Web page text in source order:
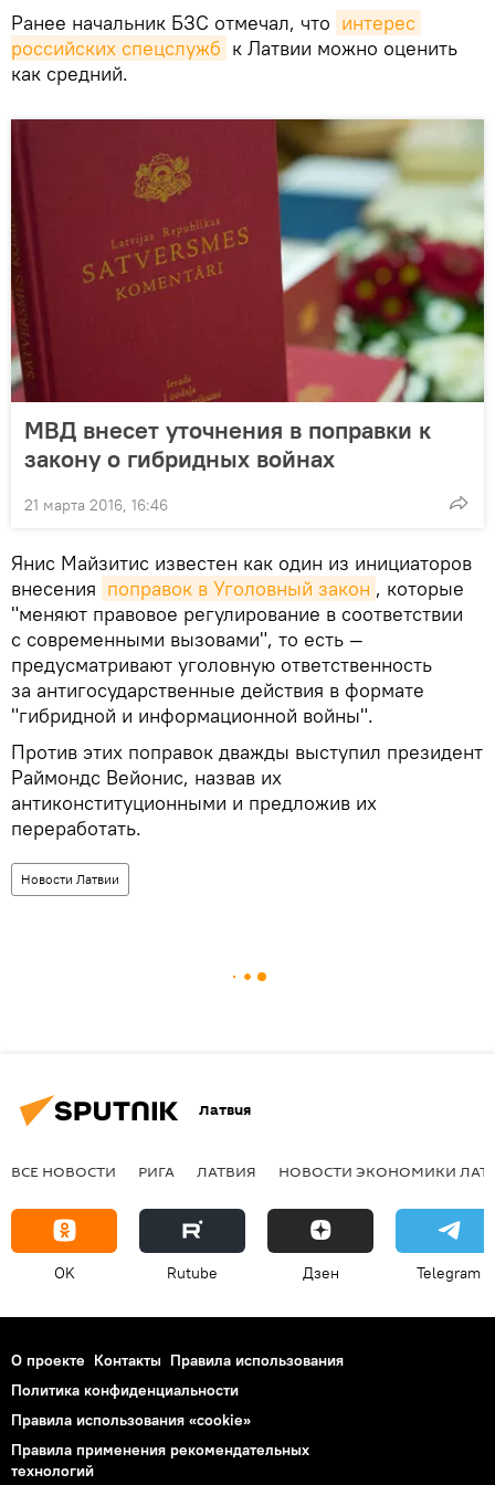
Ранее начальник БЗС отмечал, что интерес
российских спецслужб к Латвии можно оценить
как средний.
МВД внесет уточнения в поправки к
закону о гибридных войнах
21 марта 2016, 16:46
Янис Майзитис известен как один из инициаторов
внесения поправок в Уголовный закон , которые
"меняют правовое регулирование в соответствии
с современными вызовами", то есть —
предyсматривают уголовную ответственность
за антигосударственные действия в формате
"гибридной и информационной войны".
Против этих поправок дважды выступил президент
Раймондс Вейонис, назвав их
антиконституционными и предложив их
переработать.
Новости Латвии
Латвия
ВСЕ НОВОСТИ РИГА ЛАТВИЯ НОВОСТИ ЭКОНОМИКИ
OK Rutube Дзен Telegram
О проекте Контакты Правила использования
Политика конфиденциальности
Правила использования «cookie»
Правила применения рекомендательных
технологий